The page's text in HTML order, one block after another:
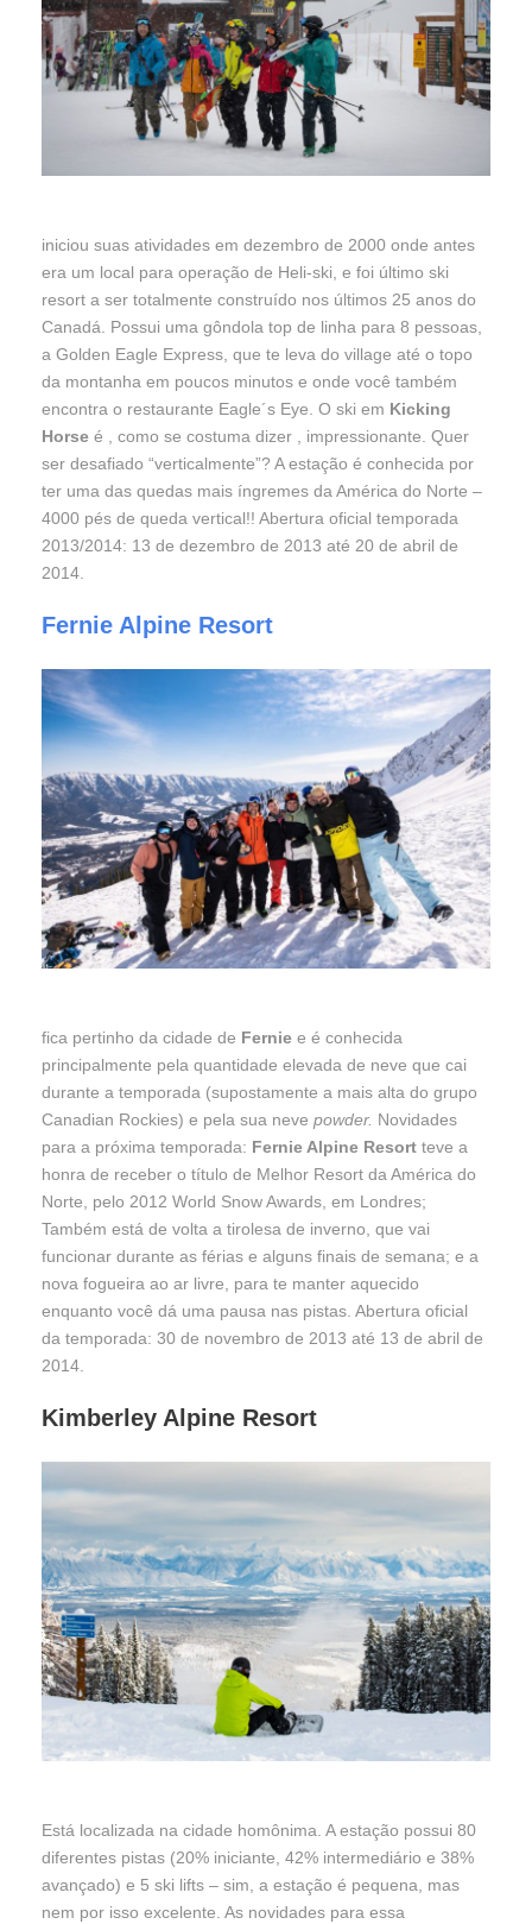
iniciou suas atividades em dezembro de 2000 onde antes
era um local para operação de Heli-ski, e foi último ski
resort a ser totalmente construído nos últimos 25 anos do
Canadá. Possui uma gôndola top de linha para 8 pessoas,
a Golden Eagle Express, que te leva do village até o topo
da montanha em poucos minutos e onde você também
encontra o restaurante Eagle´s Eye. O ski em Kicking
Horse é , como se costuma dizer , impressionante. Quer
ser desafiado “verticalmente”? A estação é conhecida por
ter uma das quedas mais íngremes da América do Norte –
4000 pés de queda vertical!! Abertura oficial temporada
2013/2014: 13 de dezembro de 2013 até 20 de abril de
2014.
Fernie Alpine Resort
fica pertinho da cidade de Fernie e é conhecida
principalmente pela quantidade elevada de neve que cai
durante a temporada (supostamente a mais alta do grupo
Canadian Rockies) e pela sua neve powder. Novidades
para a próxima temporada: Fernie Alpine Resort teve a
honra de receber o título de Melhor Resort da América do
Norte, pelo 2012 World Snow Awards, em Londres;
Também está de volta a tirolesa de inverno, que vai
funcionar durante as férias e alguns finais de semana; e a
nova fogueira ao ar livre, para te manter aquecido
enquanto você dá uma pausa nas pistas. Abertura oficial
da temporada: 30 de novembro de 2013 até 13 de abril de
2014.
Kimberley Alpine Resort
Está localizada na cidade homônima. A estação possui 80
diferentes pistas (20% iniciante, 42% intermediário e 38%
avançado) e 5 ski lifts – sim, a estação é pequena, mas
nem por isso excelente. As novidades para essa